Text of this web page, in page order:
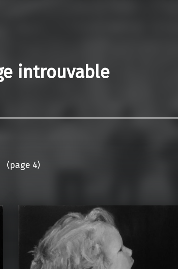
introuvable
(page 4)